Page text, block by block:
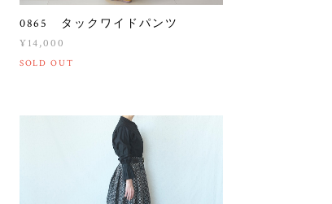
0865 タックワイドパンツ
¥14,000
SOLD OUT